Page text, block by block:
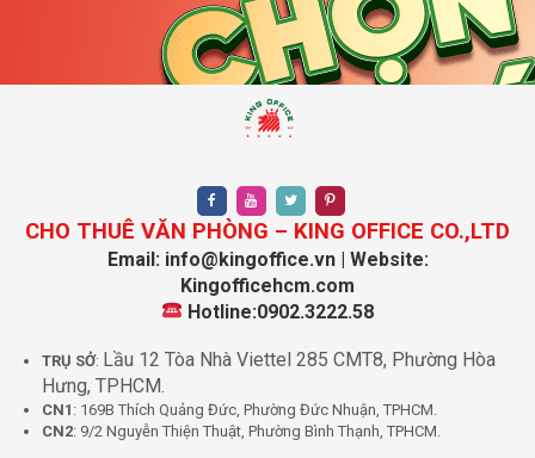
Theo quý/tháng
Thời gian thuê tối thiểu 2 năm
Tại sao nên thuê văn phòng AB
Hệ thống hơn 2000 tòa nhà: KingOffice sở hữu dữ
liệu cập nhật liên tục, giúp bạn có nhiều lựa chọn đa
dạng về diện tích, vị trí và chi phí.
Báo giá nhanh trong 5 phút: Đội ngũ chuyên viên tư
cấp thông tin chi tiết, chính xác chỉ trong vài phút.
Cập nhật giá thuê hàng ngày:
phòng luôn được cập nhật mới nhất, giúp bạn không
bỏ lỡ cơ hội thuê tốt.
CHO THUÊ VĂN PHÒNG – KING OFFICE CO.,LTD
Email: info@kingoffice.vn | Website:
Kingofficehcm.com
Hotline:0902.3222.58
TRỤ SỞ: Lầu 12 Tòa Nhà Viettel 285 CMT8, Phường Hòa
Hưng, TPHCM.
CN1 : 169B Thích Quảng Đức, Phường Đức Nhuận, TPHCM.
CN2: 9/2 Nguyễn Thiện Thuật, Phường Bình Thạnh, TPHCM.